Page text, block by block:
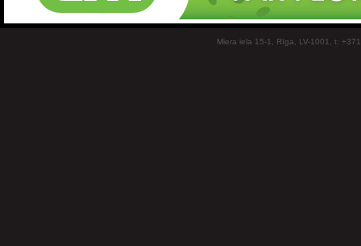
Miera iela 15-1, Rīga, LV-1001, t: